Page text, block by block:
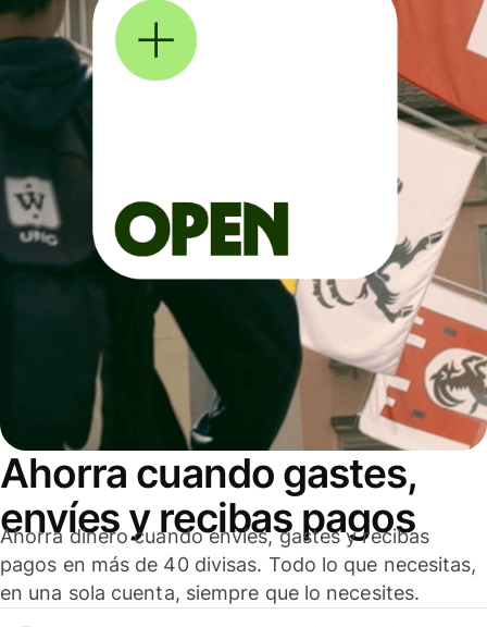
Ahorra cuando gastes,
envíes y recibas pagos
Ahorra dinero cuando envíes, gastes y recibas
pagos en más de 40 divisas. Todo lo que necesitas,
en una sola cuenta, siempre que lo necesites.